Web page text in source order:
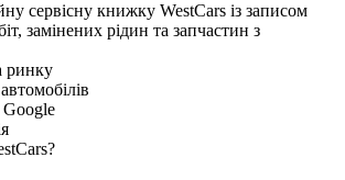
сервісну книжку WestCars із записом
замінених рідин та запчастин з
ринку
Google